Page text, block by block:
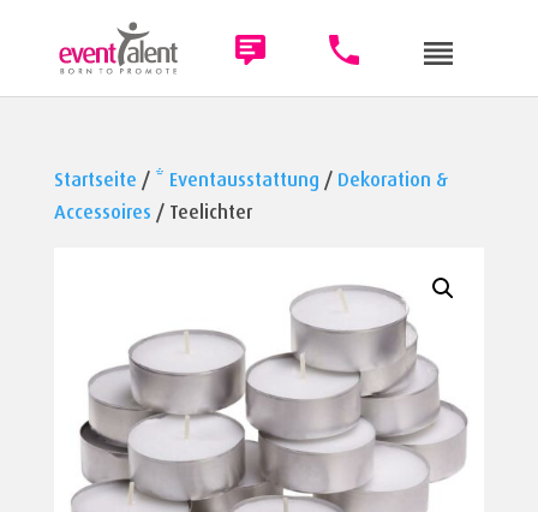
Startseite / * Eventausstattung / Dekoration &
Accessoires / Teelichter